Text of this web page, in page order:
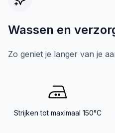
Wassen en
Zo geniet je langer van je
Strijken tot maximaal 150°C